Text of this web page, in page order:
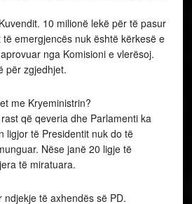
10 milionë lekë për të pasur
emergjencës nuk është kërkesë e
nga Komisioni e vlerësoj.
për zgjedhjet.
me Kryeministrin?
që qeveria dhe Parlamenti ka
ligjor të Presidentit nuk do të
Nëse janë 20 ligje të
të miratuara.
të axhendës së PD.